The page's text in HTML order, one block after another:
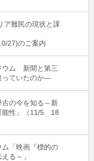
ア難民の現状と課
27)のご案内
ウム 新聞と第三
ていたのか―
古の今を知る～新
能性」（11/5 18
ム「映画『標的の
る～」